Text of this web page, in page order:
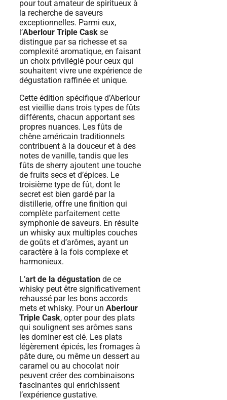
pour tout amateur de spiritueux à
la recherche de saveurs
exceptionnelles. Parmi eux,
l’Aberlour Triple Cask se
distingue par sa richesse et sa
complexité aromatique, en faisant
un choix privilégié pour ceux qui
souhaitent vivre une expérience de
dégustation raffinée et unique.
Cette édition spécifique d’Aberlour
est vieillie dans trois types de fûts
différents, chacun apportant ses
propres nuances. Les fûts de
chêne américain traditionnels
contribuent à la douceur et à des
notes de vanille, tandis que les
fûts de sherry ajoutent une touche
de fruits secs et d’épices. Le
troisième type de fût, dont le
secret est bien gardé par la
distillerie, offre une finition qui
complète parfaitement cette
symphonie de saveurs. En résulte
un whisky aux multiples couches
de goûts et d’arômes, ayant un
caractère à la fois complexe et
harmonieux.
L’art de la dégustation de ce
whisky peut être significativement
rehaussé par les bons accords
mets et whisky. Pour un Aberlour
Triple Cask, opter pour des plats
qui soulignent ses arômes sans
les dominer est clé. Les plats
légèrement épicés, les fromages à
pâte dure, ou même un dessert au
caramel ou au chocolat noir
peuvent créer des combinaisons
fascinantes qui enrichissent
l’expérience gustative.